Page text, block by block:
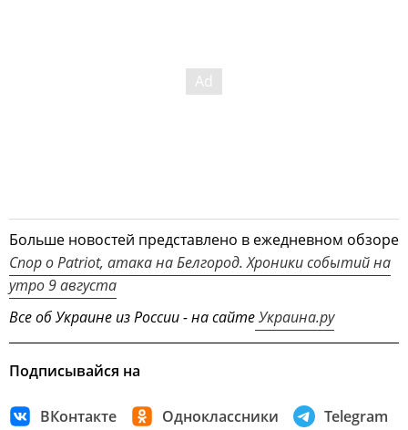
Больше новостей представлено в ежедневном обзоре
Спор о Patriot, атака на Белгород. Хроники событий на
утро 9 августа
Все об Украине из России - на сайтеУкраина.ру
Подписывайся на
ВКонтакте Одноклассники Telegram